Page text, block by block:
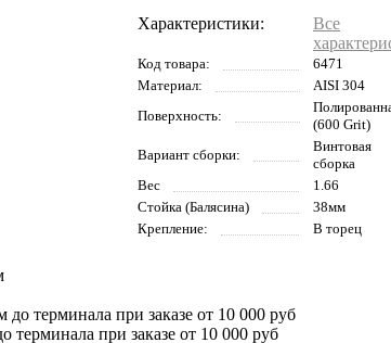
Характеристики:
Все
Код товара:
6471
Материал:
AISI 304
Поверхность:
(600 Grit)
Вариант сборки:
Винтовая
сборка
Вес
1.66
Стойка (Балясина)
38мм
Крепление:
В торец
терминала при заказе от 10 000 руб